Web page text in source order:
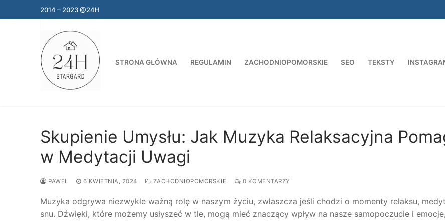
do
2014 – 2023 @24H
STRONA GŁÓWNA REGULAMIN ZACHODNIOPOMORSKIE SEO TEKSTY
Skupienie Umysłu: Jak Muzyka Relaksacyjna
w Medytacji Uwagi
PAWEŁ 6 KWIETNIA, 2024 ZACHODNIOPOMORSKIE 0 KOMENTARZY
Muzyka odgrywa niezwykle ważną rolę w naszym życiu, zwłaszcza jeśli chodzi o momenty relaksu,
snu. Dźwięki, które możemy usłyszeć w tle, mogą mieć znaczący wpływ na nasze samopoczucie i emocje,